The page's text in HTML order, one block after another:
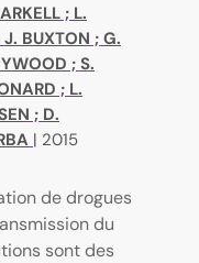
; L.
J. BUXTON ; G.
; S.
; L.
; D.
| 2015
de drogues
du
sont des